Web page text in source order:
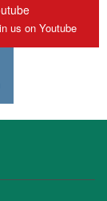
us on Youtube